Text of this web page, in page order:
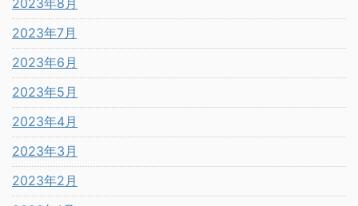
2023年8月
2023年7月
2023年6月
2023年5月
2023年4月
2023年3月
2023年2月